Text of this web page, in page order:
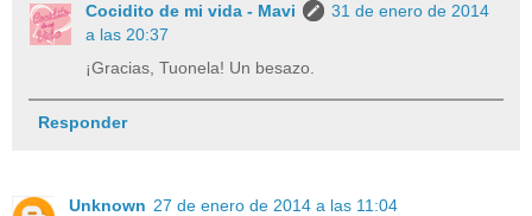
Cocidito de mi vida - Mavi
31 de enero de 2014
a las 20:37
¡Gracias, Tuonela! Un besazo.
Responder
Unknown 27 de enero de 2014 a las 11:04